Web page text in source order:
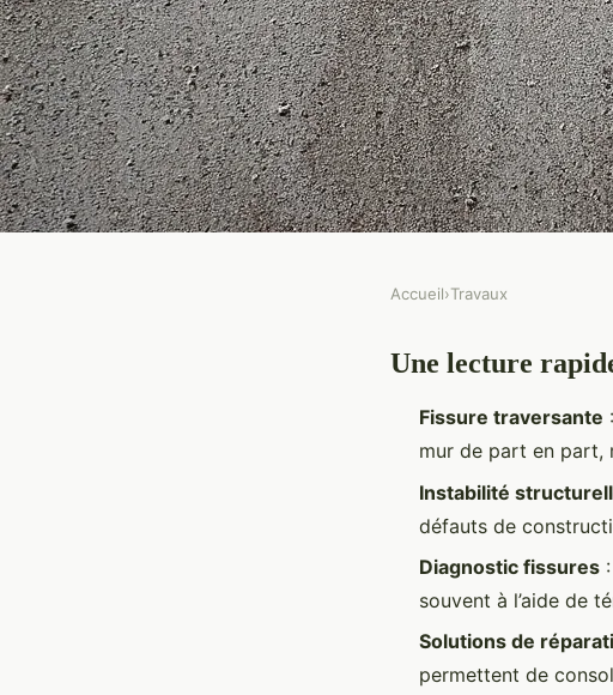
Guide complet pour
traversante avec succès
Accueil›Travaux
Une lecture
Fissure traversante
mur de part en part,
Instabilité
défauts de
Diagnostic fissures
souvent à l’aide de
Solutions de
permettent de